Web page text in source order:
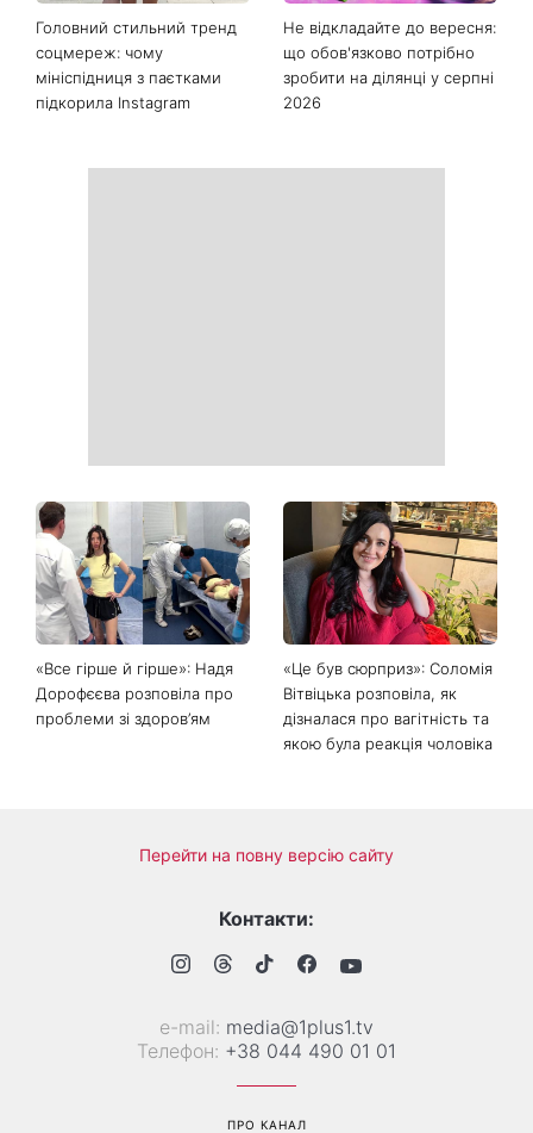
Головний стильний тренд
соцмереж: чому
мініспідниця з паєтками
підкорила Instagram
Не відкладайте до вересня:
що обов'язково потрібно
зробити на ділянці у серпні
2026
«Все гірше й гірше»: Надя
Дорофєєва розповіла про
проблеми зі здоров’ям
«Це був сюрприз»: Соломія
Вітвіцька розповіла, як
дізналася про вагітність та
якою була реакція чоловіка
Перейти на повну версію сайту
Контакти:
е-mail: media@1plus1.tv
Телефон: +38 044 490 01 01
ПРО КАНАЛ